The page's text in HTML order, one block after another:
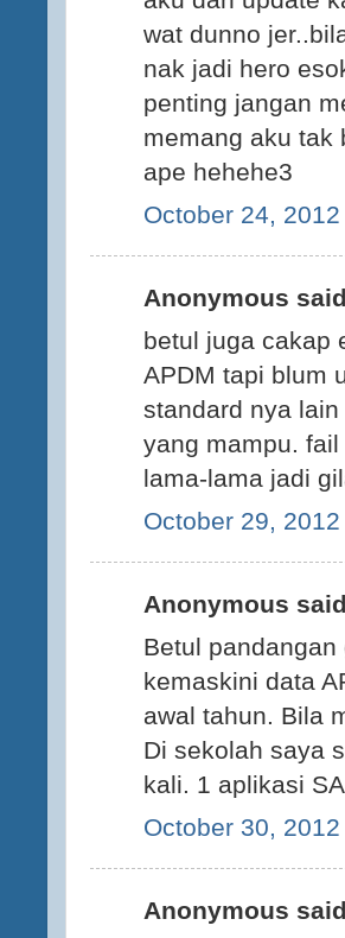
wat dunno
nak jadi hero
penting jangan
memang aku tak
ape hehehe3
October 24,
Anonymous
betul juga cakap
APDM tapi blum
standard nya
yang mampu.
lama-lama jadi
October 29,
Anonymous
Betul
kemaskini data
awal tahun. Bila
Di sekolah saya
kali. 1 aplikasi
October 30,
Anonymous